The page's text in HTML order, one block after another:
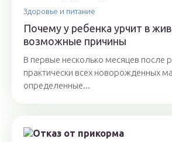
Здоровье и питание
Почему у ребенка урчит в
возможные причины
В первые несколько месяцев после
практически всех новорожденных
определенные...